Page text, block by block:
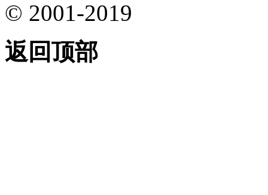
© 2001-2019
返回顶部